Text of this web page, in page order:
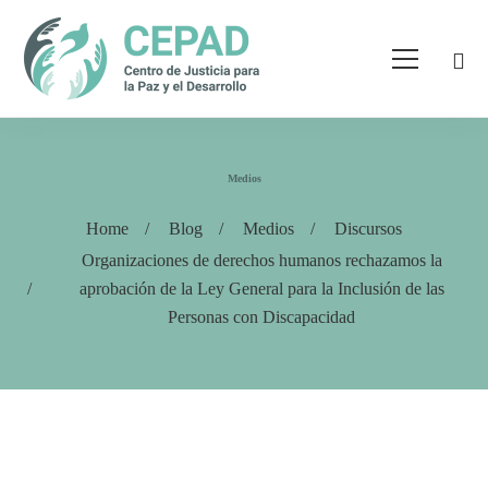
Medios
Home Blog Medios
Discursos
Organizaciones de derechos humanos rechazamos la
aprobación de la Ley General para la Inclusión de las
Personas con Discapacidad